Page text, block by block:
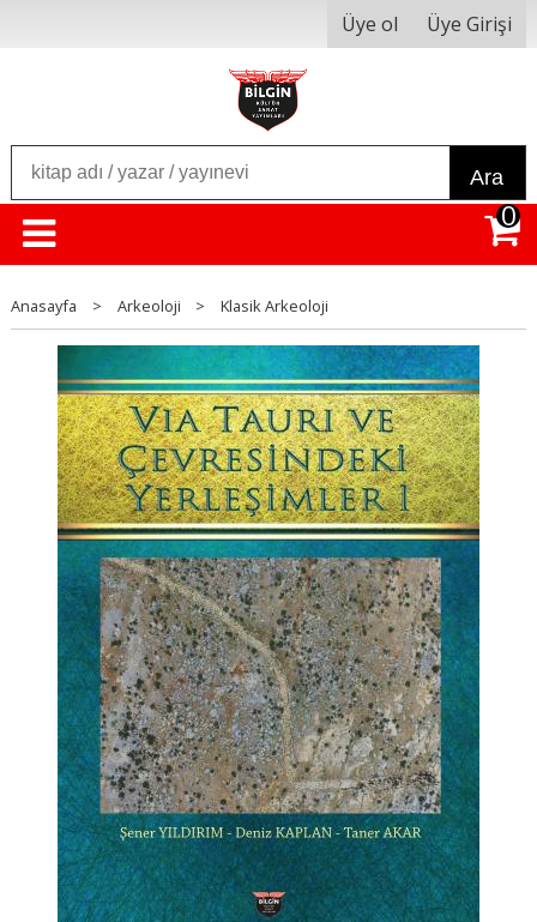
Üye ol Üye Girişi
Ara
0
Anasayfa > Arkeoloji > Klasik Arkeoloji